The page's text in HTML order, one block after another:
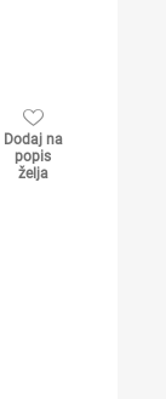
Dodaj na
popis
želja